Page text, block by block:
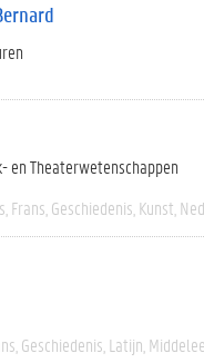
en Theaterwetenschappen
Frans Geschiedenis Kunst
Geschiedenis Latijn